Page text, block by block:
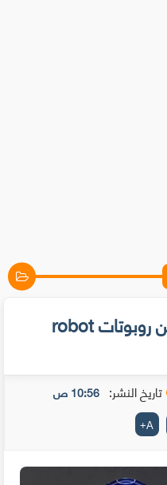
تعرف على الجيل الجديد من روبوتات robot
تاريخ النشر: 10:56 ص
A
+